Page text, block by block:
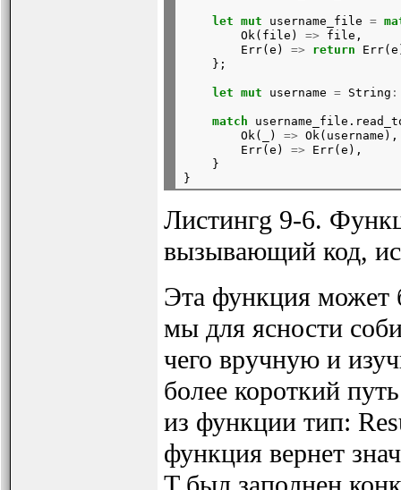
let mut username_file =
        Ok(file)
=> file,
        Err(e)
=> return
    };
let mut username = String
match
        Ok(_)
=> Ok(username),
        Err(e)
=> Err(e),
    }
Листингg 9-6.
вызывающий код,
Эта функция может
мы для ясности
чего вручную и
более короткий
из функции тип:
функция вернет